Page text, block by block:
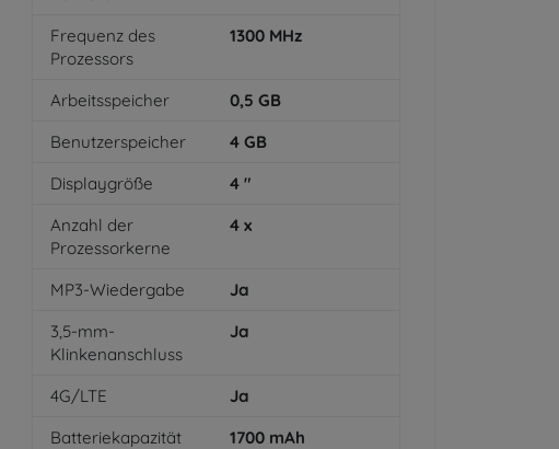
Frequenz des
Prozessors
1300 MHz
Arbeitsspeicher 0,5 GB
Benutzerspeicher
4 GB
Displaygröße
4 "
Anzahl der
Prozessorkerne
4 x
MP3-Wiedergabe
Ja
3,5-mm-
Klinkenanschluss
Ja
4G/LTE
Ja
Batteriekapazität
1700 mAh